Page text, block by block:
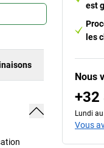
est
les
Nous
+32
Lundi
Vous